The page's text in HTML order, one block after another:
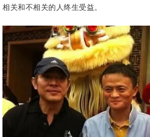
相关和不相关的人终生受益。